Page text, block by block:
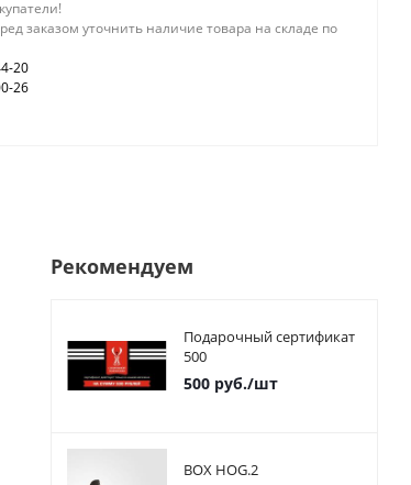
заказом уточнить наличие товара на складе по
20
26
Рекомендуем
Подарочный сертификат
500
500руб./шт
BOX HOG.2